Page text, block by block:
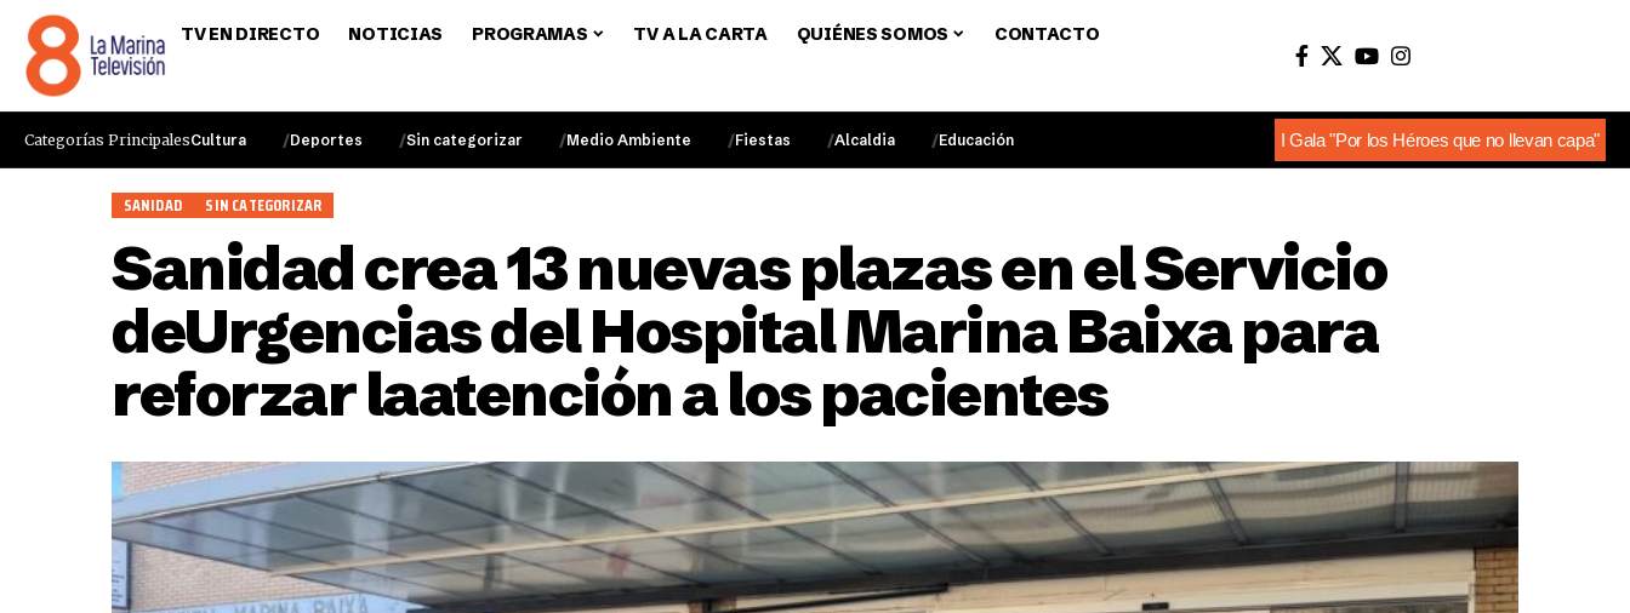
TV EN DIRECTO NOTICIAS PROGRAMAS TV A LA CARTA QUIÉNES SOMOS CONTACTO
Categorías PrincipalesCultura Deportes Sin categorizar Medio Ambiente Fiestas Alcaldia Educación I Gala "Por los Héroes que no llevan capa"
SANIDAD SIN CATEGORIZAR
Sanidad crea 13 nuevas plazas en el Servicio
deUrgencias del Hospital Marina Baixa para
reforzar laatención a los pacientes